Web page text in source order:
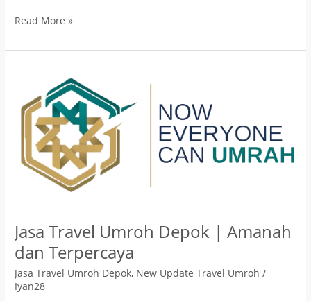
Read More »
Jasa Travel Umroh Depok | Amanah
dan Terpercaya
Jasa Travel Umroh Depok, New Update Travel Umroh /
Iyan28
Umroh
Depok
Amanah
dan
Terpercaya